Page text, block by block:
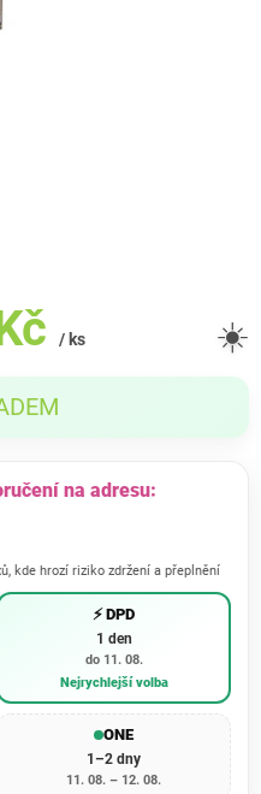
/ ks ☀️
na adresu:
kde hrozí riziko zdržení a přeplnění
⚡ DPD
1 den
do 11. 08.
Nejrychlejší volba
ONE
1–2 dny
11. 08. – 12. 08.